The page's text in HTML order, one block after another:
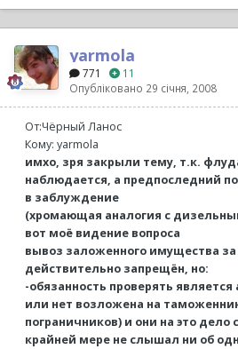
yarmola
771
11
Опубліковано 29 січня, 2008
От:Чёрный Ланос
Кому: yarmola
имхо, зря закрыли тему, т.к.
наблюдается, а предпоследний
в заблуждение
(хромающая аналогия с
вот моё видение вопроса
вывоз заложенного имущества за
действительно запрещён, но:
-обязанность проверять
или нет возложена на
пограничников) и они на это дело
крайней мере не слышал ни об